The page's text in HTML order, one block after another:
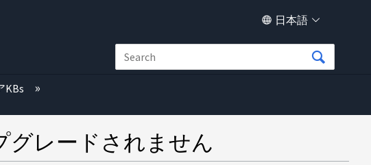
日本語
KBs
グレードされません